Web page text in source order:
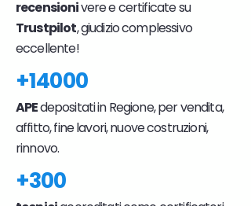
recensionivere e certificate su
Trustpilot, giudizio complessivo
eccellente!
+14000
APEdepositati in Regione, per vendita,
affitto, fine lavori, nuove costruzioni,
rinnovo.
+300